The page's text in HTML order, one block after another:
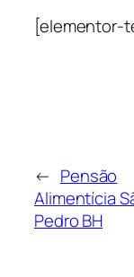
[elementor-
← Pensão
Alimentícia
Pedro BH